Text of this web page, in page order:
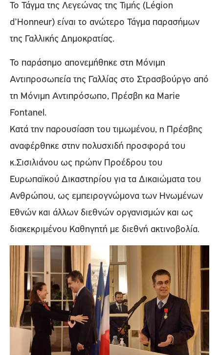
Το Τάγμα της Λεγεώνας της Τιμής (Légion
d’Honneur) είναι το ανώτερο Τάγμα παρασήμων
της Γαλλικής Δημοκρατίας.
Το παράσημο απονεμήθηκε στη Μόνιμη
Αντιπροσωπεία της Γαλλίας στο Στρασβούργο από
τη Μόνιμη Αντιπρόσωπο, Πρέσβη κα Marie
Fontanel.
Κατά την παρουσίαση του τιμωμένου, η Πρέσβης
αναφέρθηκε στην πολυσχιδή προσφορά του
κ.Σισιλιάνου ως πρώην Προέδρου του
Ευρωπαϊκού Δικαστηρίου για τα Δικαιώματα του
Ανθρώπου, ως εμπειρογνώμονα των Ηνωμένων
Εθνών και άλλων διεθνών οργανισμών και ως
διακεκριμένου Καθηγητή με διεθνή ακτινοβολία.